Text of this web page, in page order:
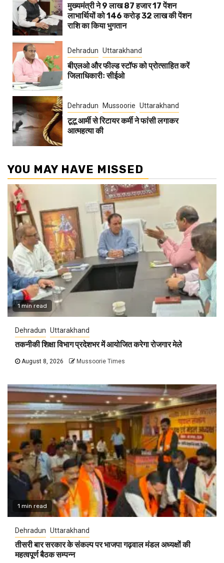
मुख्यमंत्री ने 9 लाख 87 हजार 17 पेंशन
लाभार्थियों को 146 करोड़ 32 लाख की पेंशन
राशि का किया भुगतान
Dehradun Uttarakhand
बीएलओ और फील्ड स्टॉफ को प्रोत्साहित करें
जिलाधिकारीः सीईओ
Dehradun Mussoorie Uttarakhand
टूटू आर्मी से रिटायर कर्मी ने फांसी लगाकर
आत्महत्या की
YOU MAY HAVE MISSED
1 min read
Dehradun Uttarakhand
तकनीकी शिक्षा विभाग प्रदेशभर में आयोजित करेगा रोजगार मेले
August 8, 2026 Mussoorie Times
1 min read
Dehradun Uttarakhand
तीसरी बार सरकार के संकल्प पर भाजपा गढ़वाल मंडल अध्यक्षों की
महत्वपूर्ण बैठक सम्पन्न